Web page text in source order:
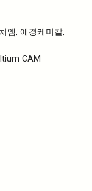
엠, 애경케미칼,
CAM